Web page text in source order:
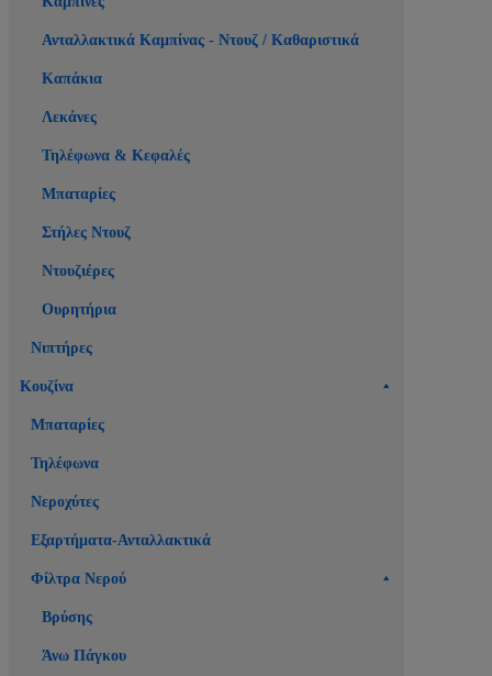
Ανταλλακτικά Καμπίνας - Ντουζ / Καθαριστικά
Καπάκια
Λεκάνες
Τηλέφωνα & Κεφαλές
Μπαταρίες
Στήλες Ντουζ
Ντουζιέρες
Ουρητήρια
Νιπτήρες
Κουζίνα
Μπαταρίες
Τηλέφωνα
Νεροχύτες
Εξαρτήματα-Ανταλλακτικά
Φίλτρα Νερού
Βρύσης
Άνω Πάγκου